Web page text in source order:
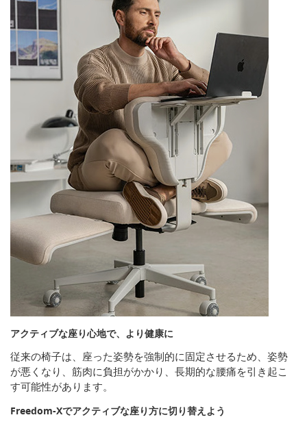
アクティブな座り心地で、より健康に
従来の椅子は、座った姿勢を強制的に固定させるため、姿勢
が悪くなり、筋肉に負担がかかり、長期的な腰痛を引き起こ
す可能性があります。
Freedom-Xでアクティブな座り方に切り替えよう